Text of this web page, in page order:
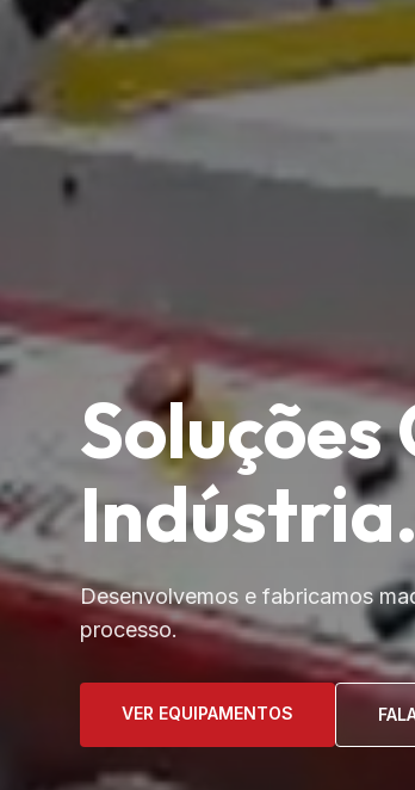
Indústria.
Desenvolvemos e fabricamos
processo.
VER EQUIPAMENTOS